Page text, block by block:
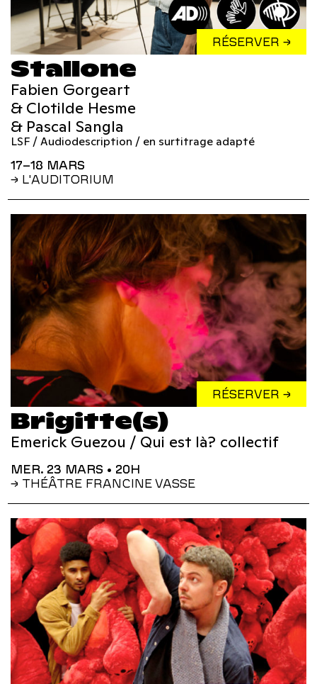
RÉSERVER →
Stallone
Fabien Gorgeart
& Clotilde Hesme
& Pascal Sangla
LSF / Audiodescription / en surtitrage adapté
17–18 MARS
→ L'AUDITORIUM
RÉSERVER →
Brigitte(s)
Emerick Guezou / Qui est là? collectif
MER. 23 MARS • 20H
→ THÉÂTRE FRANCINE VASSE